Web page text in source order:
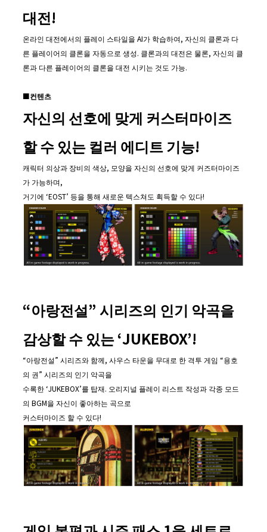
대전!
온라인 대전에서의 플레이 스타일을 AI가 학습하여, 자신의 클론과 다
른 플레이어의 클론을 자동으로 생성. 클론과의 대전은 물론, 자신의 클
론과 다른 플레이어의 클론을 대전 시키는 것도 가능.
■컨텐츠
자신의 선호에 맞게 커스터마이즈
할 수 있는 컬러 에디트 기능!
캐릭터 의상과 장비의 색상, 모양을 자신의 선호에 맞게 커즈터마이즈
가 가능하며,
거기에 ‘EOST’ 등을 통해 새로운 텍스쳐도 획득할 수 있다!
“아랑전설” 시리즈의 인기 악곡을
감상할 수 있는‘JUKEBOX’!
“아랑전설” 시리즈와 함께, 사우스 타운을 무대로 한 격투 게임 “용호
의 권” 시리즈의 인기 악곡을
수록한 ‘JUKEBOX’를 탑재. 오리지널 플레이 리스트 작성과 각종 모드
의 BGM을 자신이 좋아하는 곡으로
커스터마이즈 할 수 있다!